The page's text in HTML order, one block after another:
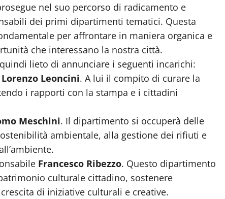
nel suo percorso di radicamento e
dei primi dipartimenti tematici. Questa
per affrontare in maniera organica e
che interessano la nostra città.
lieto di annunciare i seguenti incarichi:
Lorenzo Leoncini. A lui il compito di curare la
i rapporti con la stampa e i cittadini
Meschini. Il dipartimento si occuperà delle
ambientale, alla gestione dei rifiuti e
Francesco Ribezzo. Questo dipartimento
culturale cittadino, sostenere
di iniziative culturali e creative.